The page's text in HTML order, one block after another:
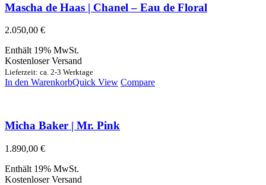
Mascha de Haas | Chanel – Eau de Floral
2.050,00 €
Enthält 19% MwSt.
Kostenloser Versand
Lieferzeit: ca. 2-3 Werktage
In den WarenkorbQuick View Compare
Micha Baker | Mr. Pink
1.890,00 €
Enthält 19% MwSt.
Kostenloser Versand